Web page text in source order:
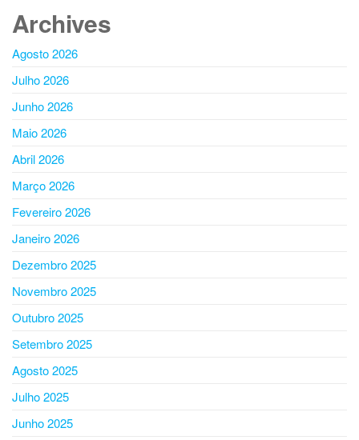
Archives
Agosto 2026
Julho 2026
Junho 2026
Maio 2026
Abril 2026
Março 2026
Fevereiro 2026
Janeiro 2026
Dezembro 2025
Novembro 2025
Outubro 2025
Setembro 2025
Agosto 2025
Julho 2025
Junho 2025